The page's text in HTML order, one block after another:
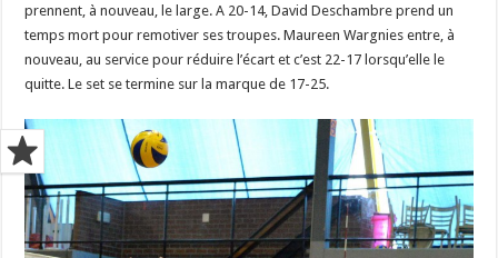
prennent, à nouveau, le large. A 20-14, David Deschambre prend un
temps mort pour remotiver ses troupes. Maureen Wargnies entre, à
nouveau, au service pour réduire l’écart et c’est 22-17 lorsqu’elle le
quitte. Le set se termine sur la marque de 17-25.